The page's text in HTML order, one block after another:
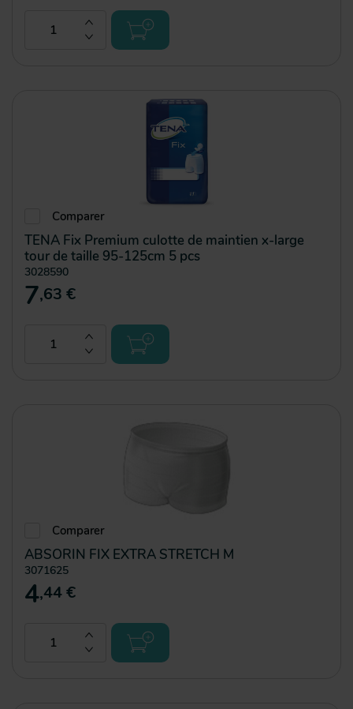
Comparer
TENA Fix Premium culotte de maintien x-large
tour de taille 95-125cm 5 pcs
3028590
7,63 €
Comparer
ABSORIN FIX EXTRA STRETCH M
3071625
4,44 €